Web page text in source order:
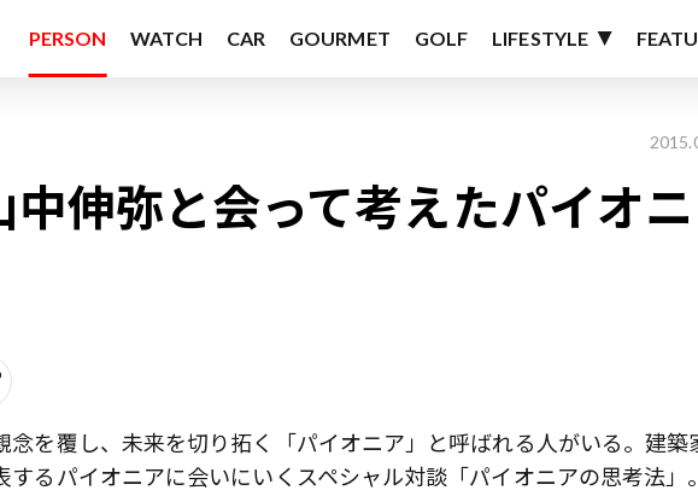
PERSON WATCH CAR GOURMET GOLF LIFESTYLE
中伸弥と会って考えたパイオニ
念を覆し、未来を切り拓く「パイオニア」と呼ばれる人がいる。建築
するパイオニアに会いにいくスペシャル対談「パイオニアの思考法」